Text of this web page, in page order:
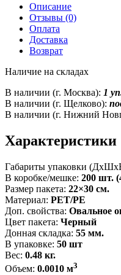
Описание
Отзывы (0)
Оплата
Доставка
Возврат
Наличие на складах
В наличии (г. Москва): 1
В наличии (г. Щелково):
В наличии (г. Нижний
Характеристики
Габариты упаковки
В коробке/мешке: 200 шт.
Размер пакета: 22×30 см.
Материал: PET/PE
Доп. свойства: Овальное
Цвет пакета: Черный
Донная складка: 55 мм.
В упаковке: 50 шт
Вес: 0.48 кг.
Объем: 0.0010 м3